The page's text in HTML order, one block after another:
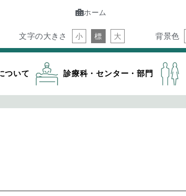
ホーム
文字の大きさ 小 標 大 背景色
ついて 診療科・センター・部門